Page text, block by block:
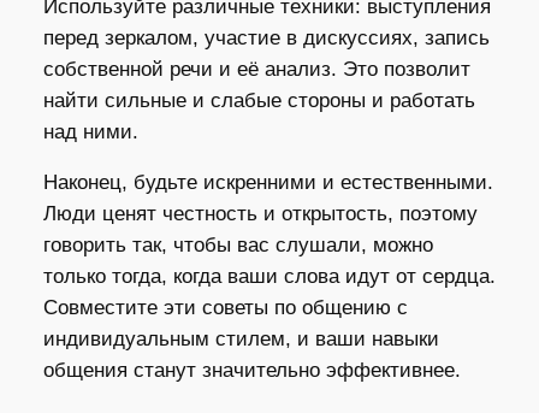
Используйте различные техники: выступления
перед зеркалом, участие в дискуссиях, запись
собственной речи и её анализ. Это позволит
найти сильные и слабые стороны и работать
над ними.
Наконец, будьте искренними и естественными.
Люди ценят честность и открытость, поэтому
говорить так, чтобы вас слушали, можно
только тогда, когда ваши слова идут от сердца.
Совместите эти советы по общению с
индивидуальным стилем, и ваши навыки
общения станут значительно эффективнее.